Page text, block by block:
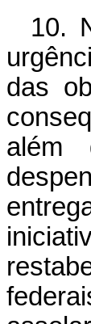
10.
das
além